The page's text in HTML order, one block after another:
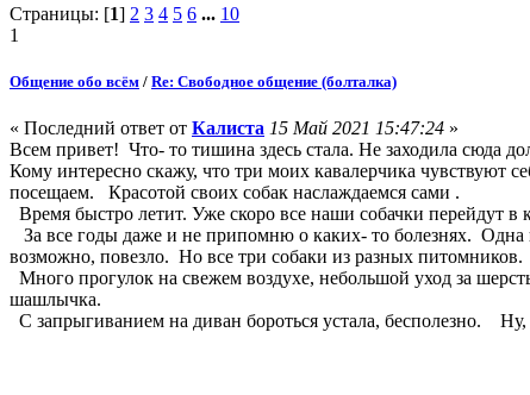
Страницы: [1] 2 3 4 5 6 ... 10
1
Общение обо всём / Re: Свободное общение (болталка)
« Последний ответ от Калиста 15 Май 2021 15:47:24 »
Всем привет! Что- то тишина здесь стала. Не заходила сюда
Кому интересно скажу, что три моих кавалерчика чувствуют
посещаем. Красотой своих собак наслаждаемся сами .
Время быстро летит. Уже скоро все наши собачки перейдут
За все годы даже и не припомню о каких- то болезнях. Одна
возможно, повезло. Но все три собаки из разных питомников.
Много прогулок на свежем воздухе, небольшой уход за
шашлычка.
С запрыгиванием на диван бороться устала, бесполезно.